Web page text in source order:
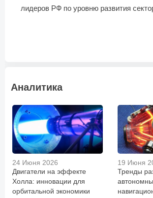
лидеров РФ по уровню развития
Аналитика
24 Июня 2026
Двигатели на эффекте
Холла: инновации для
орбитальной экономики
19 Июня
Тренды